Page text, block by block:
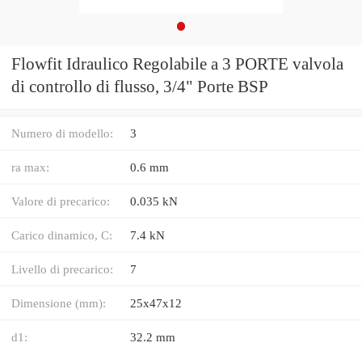
Flowfit Idraulico Regolabile a 3 PORTE valvola
di controllo di flusso, 3/4" Porte BSP
Numero di modello: 3
ra max: 0.6 mm
Valore di precarico: 0.035 kN
Carico dinamico, C: 7.4 kN
Livello di precarico: 7
Dimensione (mm): 25x47x12
d1: 32.2 mm